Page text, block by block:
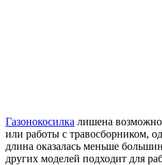
Газонокосилка лишена
или работы с травосборником,
длина оказалась меньше
других моделей подходит для